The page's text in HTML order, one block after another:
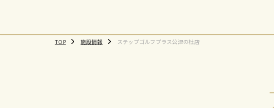
TOP 施設情報 ステップゴルフプラス公津の杜店